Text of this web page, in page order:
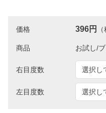
価格 396円
商品
右目度数
左目度数